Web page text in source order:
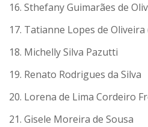
16. Sthefany Guimarães de
17. Tatianne Lopes de Oliveira
18. Michelly Silva Pazutti
19. Renato Rodrigues da Silva
20. Lorena de Lima Cordeiro
21. Gisele Moreira de Sousa